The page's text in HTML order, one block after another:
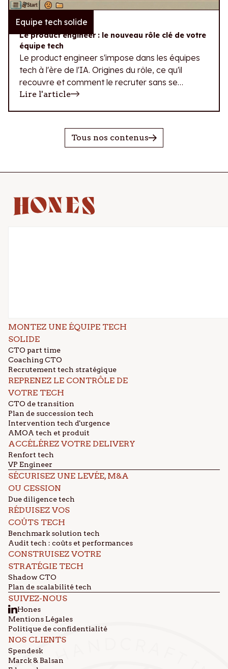
Equipe tech solide
10.07.2026
Le product engineer : le nouveau rôle clé de votre
équipe tech
Le product engineer s'impose dans les équipes
tech à l'ère de l'IA. Origines du rôle, ce qu'il
recouvre et comment le recruter sans se
tromper de profil.
Lire l'article
Tous nos contenus
MONTEZ UNE ÉQUIPE TECH
SOLIDE
CTO part time
Coaching CTO
Recrutement tech stratégique
REPRENEZ LE CONTRÔLE DE
VOTRE TECH
CTO de transition
Plan de succession tech
Intervention tech d'urgence
AMOA tech et produit
ACCÉLÉREZ VOTRE DELIVERY
Renfort tech
VP Engineer
SÉCURISEZ UNE LEVÉE, M&A
OU CESSION
Due diligence tech
RÉDUISEZ VOS
COÛTS TECH
Benchmark solution tech
Audit tech : coûts et performances
CONSTRUISEZ VOTRE
STRATÉGIE TECH
Shadow CTO
Plan de scalabilité tech
SUIVEZ-NOUS
Hones
Mentions Légales
Politique de confidentialité
NOS CLIENTS
Spendesk
Marck & Balsan